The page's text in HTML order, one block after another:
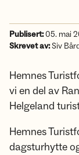
Publisert:05. mai
Skrevet av:Siv
Hemnes
vi en del av
Helgeland
Hemnes
dagsturhytte